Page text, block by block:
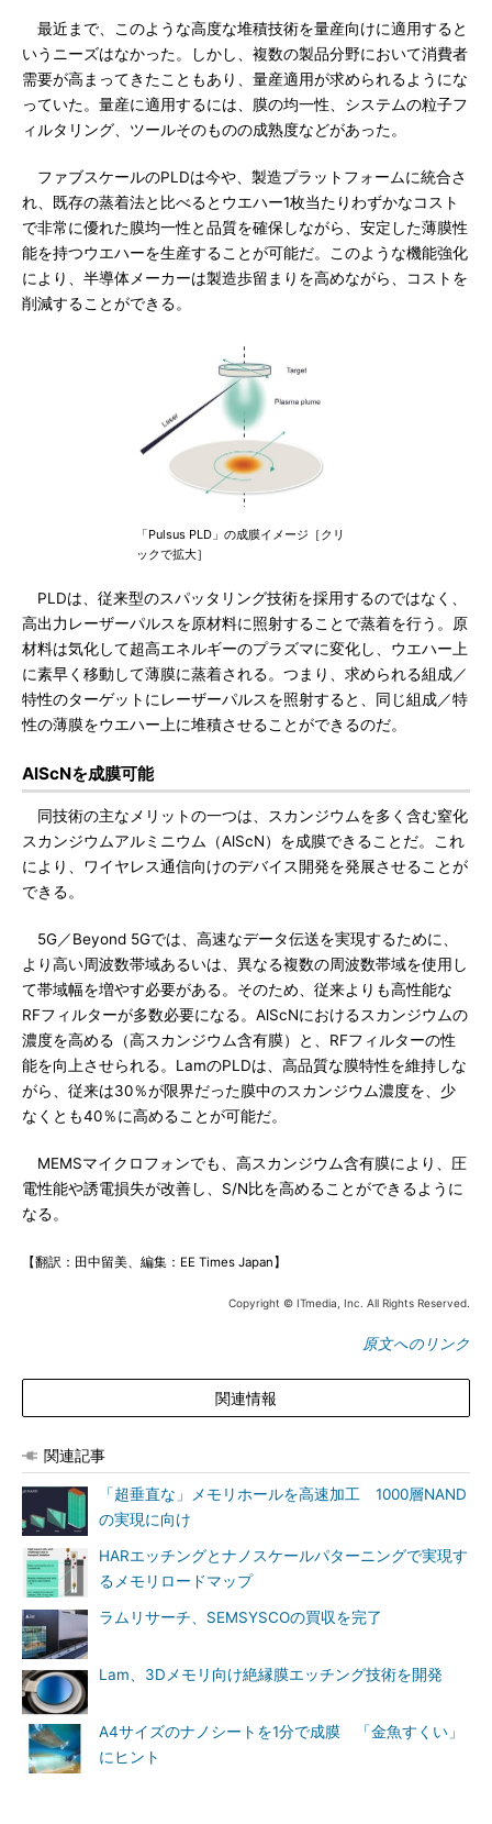
最近まで、このような高度な堆積技術を量産向けに適用すると
いうニーズはなかった。しかし、複数の製品分野において消費者
需要が高まってきたこともあり、量産適用が求められるようにな
っていた。量産に適用するには、膜の均一性、システムの粒子フ
ィルタリング、ツールそのものの成熟度などがあった。
ファブスケールのPLDは今や、製造プラットフォームに統合さ
れ、既存の蒸着法と比べるとウエハー1枚当たりわずかなコスト
で非常に優れた膜均一性と品質を確保しながら、安定した薄膜性
能を持つウエハーを生産することが可能だ。このような機能強化
により、半導体メーカーは製造歩留まりを高めながら、コストを
削減することができる。
「Pulsus PLD」の成膜イメージ［クリ
ックで拡大］
PLDは、従来型のスパッタリング技術を採用するのではなく、
高出力レーザーパルスを原材料に照射することで蒸着を行う。原
材料は気化して超高エネルギーのプラズマに変化し、ウエハー上
に素早く移動して薄膜に蒸着される。つまり、求められる組成／
特性のターゲットにレーザーパルスを照射すると、同じ組成／特
性の薄膜をウエハー上に堆積させることができるのだ。
AlScNを成膜可能
同技術の主なメリットの一つは、スカンジウムを多く含む窒化
スカンジウムアルミニウム（AlScN）を成膜できることだ。これ
により、ワイヤレス通信向けのデバイス開発を発展させることが
できる。
5G／Beyond 5Gでは、高速なデータ伝送を実現するために、
より高い周波数帯域あるいは、異なる複数の周波数帯域を使用し
て帯域幅を増やす必要がある。そのため、従来よりも高性能な
RFフィルターが多数必要になる。AlScNにおけるスカンジウムの
濃度を高める（高スカンジウム含有膜）と、RFフィルターの性
能を向上させられる。LamのPLDは、高品質な膜特性を維持しな
がら、従来は30％が限界だった膜中のスカンジウム濃度を、少
なくとも40％に高めることが可能だ。
MEMSマイクロフォンでも、高スカンジウム含有膜により、圧
電性能や誘電損失が改善し、S/N比を高めることができるように
なる。
【翻訳：田中留美、編集：EE Times Japan】
Copyright © ITmedia, Inc. All Rights Reserved.
原文へのリンク
関連情報
関連記事
「超垂直な」メモリホールを高速加工 1000層NAND
の実現に向け
HARエッチングとナノスケールパターニングで実現す
るメモリロードマップ
ラムリサーチ、SEMSYSCOの買収を完了
Lam、3Dメモリ向け絶縁膜エッチング技術を開発
A4サイズのナノシートを1分で成膜 「金魚すくい」
にヒント